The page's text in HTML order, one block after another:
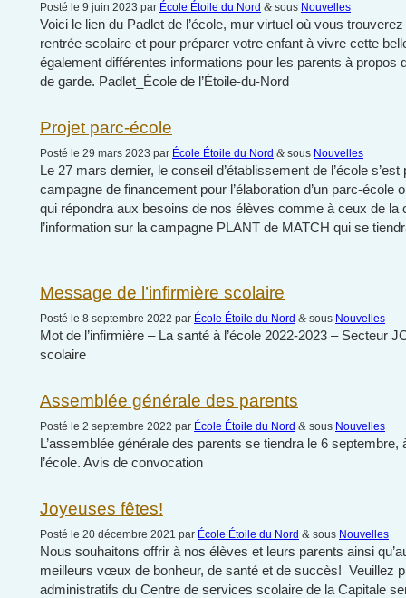
Posté le 9 juin 2023 par École Étoile du Nord & sous Nouvelles
Voici le lien du Padlet de l’école, mur virtuel où vous
rentrée scolaire et pour préparer votre enfant à vivre cette
également différentes informations pour les parents à propos
de garde. Padlet_École de l’Étoile-du-Nord
Projet parc-école
Posté le 29 mars 2023 par École Étoile du Nord & sous Nouvelles
Le 27 mars dernier, le conseil d’établissement de l’école
campagne de financement pour l’élaboration d’un parc-école
qui répondra aux besoins de nos élèves comme à ceux de la
l’information sur la campagne PLANT de MATCH qui se
Message de l’infirmière scolaire
Posté le 8 septembre 2022 par École Étoile du Nord & sous Nouvelles
Mot de l’infirmière – La santé à l’école 2022-2023 – Secteur
scolaire
Assemblée générale des parents
Posté le 2 septembre 2022 par École Étoile du Nord & sous Nouvelles
L’assemblée générale des parents se tiendra le 6
l’école. Avis de convocation
Joyeuses fêtes!
Posté le 20 décembre 2021 par École Étoile du Nord & sous Nouvelles
Nous souhaitons offrir à nos élèves et leurs parents ainsi
meilleurs vœux de bonheur, de santé et de succès! Veuillez
administratifs du Centre de services scolaire de la Capitale